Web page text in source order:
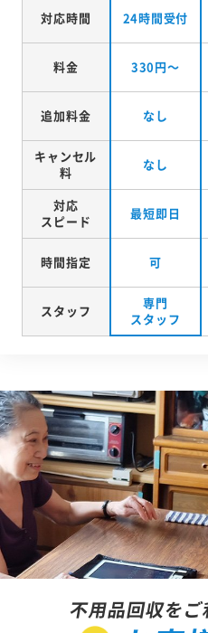
対応時間 24時間受付
料金 330円～
追加料金 なし
キャンセル
料
なし
対応
スピード
最短即日
時間指定 可
スタッフ
専門
スタッフ
不用品回収を